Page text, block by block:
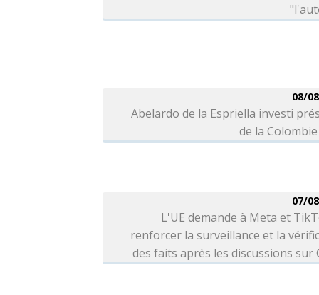
08/
Abelardo de la Espriella investi
de la Colombie
07/
L'UE demande à Meta et
renforcer la surveillance et la
des faits après les discussions sur